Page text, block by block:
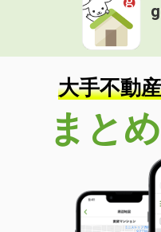
大手不動
まと